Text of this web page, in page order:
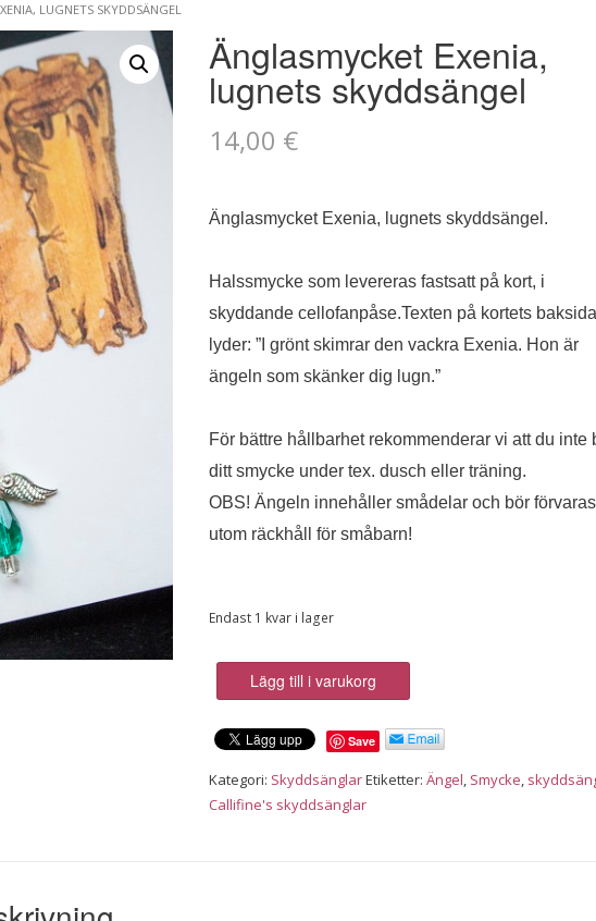
LUGNETS SKYDDSÄNGEL
Änglasmycket Exenia,
lugnets skyddsängel
14,00 €
Änglasmycket Exenia, lugnets skyddsängel.
Halssmycke som levereras fastsatt på kort, i
skyddande cellofanpåse.Texten på kortets baksida
lyder: ”I grönt skimrar den vackra Exenia. Hon är
ängeln som skänker dig lugn.”
För bättre hållbarhet rekommenderar vi att du inte
ditt smycke under tex. dusch eller träning.
OBS! Ängeln innehåller smådelar och bör förvaras
utom räckhåll för småbarn!
Endast 1 kvar i lager
Änglasmycket
Exenia,
skyddsängel
mängd
Lägg till i varukorg
Save
Kategori: SkyddsänglarEtiketter: Ängel, Smycke,
Callifine's skyddsänglar